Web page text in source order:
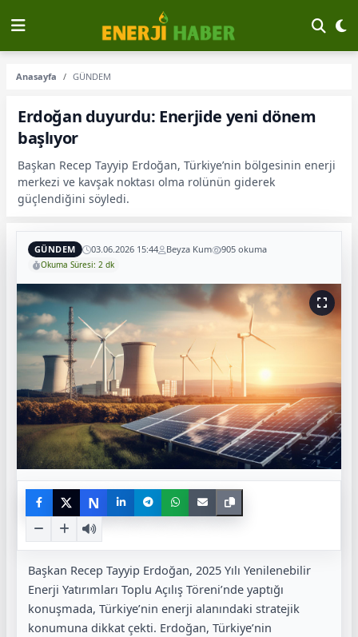
Anasayfa GÜNDEM
Erdoğan duyurdu: Enerjide yeni dönem
başlıyor
Başkan Recep Tayyip Erdoğan, Türkiye’nin bölgesinin enerji
merkezi ve kavşak noktası olma rolünün giderek
güçlendiğini söyledi.
GÜNDEM 03.06.2026 15:44 Beyza Kum 905 okuma
Okuma Süresi: 2 dk
N
Başkan Recep Tayyip Erdoğan, 2025 Yılı Yenilenebilir
Enerji Yatırımları Toplu Açılış Töreni’nde yaptığı
konuşmada, Türkiye’nin enerji alanındaki stratejik
konumuna dikkat çekti. Erdoğan, Türkiye’nin